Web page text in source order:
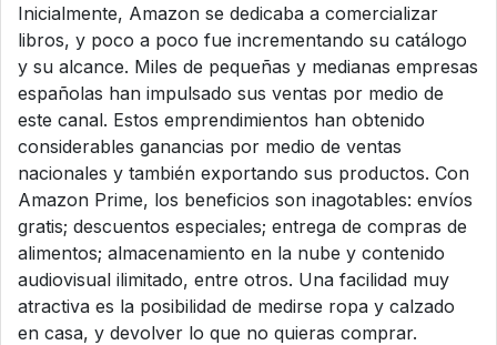
Inicialmente, Amazon se dedicaba a comercializar
libros, y poco a poco fue incrementando su catálogo
y su alcance. Miles de pequeñas y medianas empresas
españolas han impulsado sus ventas por medio de
este canal. Estos emprendimientos han obtenido
considerables ganancias por medio de ventas
nacionales y también exportando sus productos. Con
Amazon Prime, los beneficios son inagotables: envíos
gratis; descuentos especiales; entrega de compras de
alimentos; almacenamiento en la nube y contenido
audiovisual ilimitado, entre otros. Una facilidad muy
atractiva es la posibilidad de medirse ropa y calzado
en casa, y devolver lo que no quieras comprar.